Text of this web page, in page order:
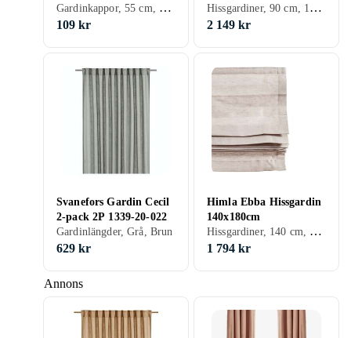
Annons
Gardinkappor, 55 cm, 250 cm, Svart, Grå, Brun, Blå, Röd, Grön, Rosa, Lila
109 kr
Hissgardiner, 90 cm, 180 cm, Grå, Brun
2 149 kr
Svanefors Gardin Cecil
2-pack 2P 1339-20-022
Gardinlängder, Grå, Brun
629 kr
Himla Ebba Hissgardin
140x180cm
Hissgardiner, 140 cm, 180 cm, Grå, Brun, Creme/Beige
1 794 kr